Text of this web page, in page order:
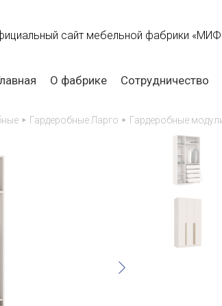
сайт мебельной фабрики
О фабрике Сотрудничество
Гардеробные Ларго Гардеробные